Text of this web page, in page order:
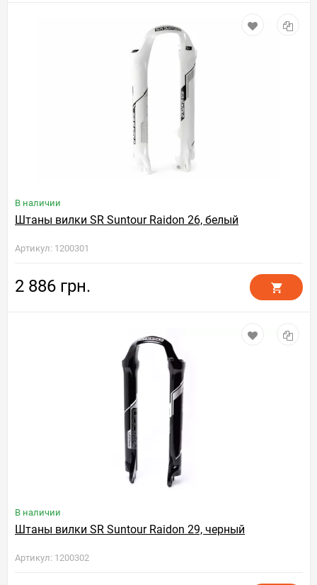
В наличии
Штаны вилки SR Suntour Raidon 26, белый
Артикул: 1200301
2 886 грн.
В наличии
Штаны вилки SR Suntour Raidon 29, черный
Артикул: 1200302